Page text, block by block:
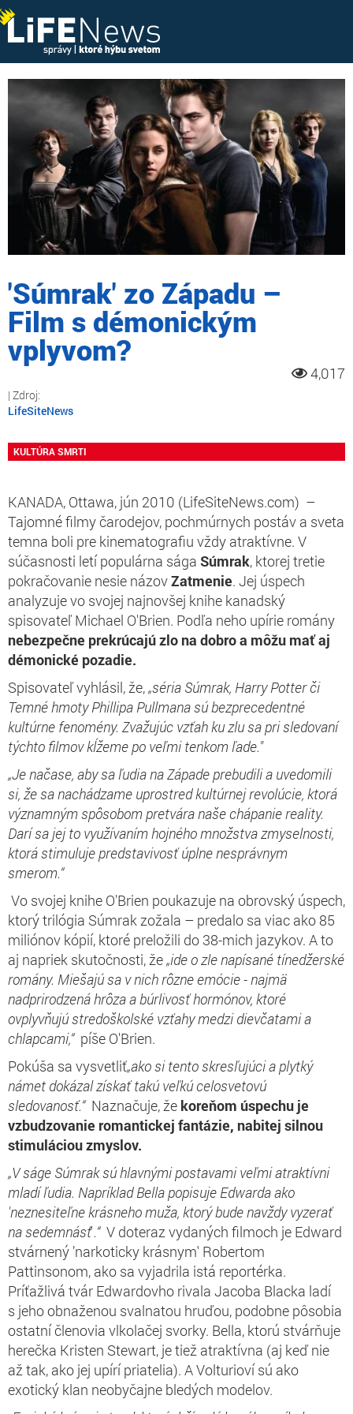
'Súmrak' zo Západu –
Film s démonickým
vplyvom?
4,017
LifeSiteNews
KULTÚRA SMRTI
KANADA, Ottawa, jún 2010 (LifeSiteNews.com) –
Tajomné filmy čarodejov, pochmúrnych postáv a sveta
temna boli pre kinematografiu vždy atraktívne. V
súčasnosti letí populárna sága Súmrak, ktorej tretie
pokračovanie nesie názovZatmenie. Jej úspech
analyzuje vo svojej najnovšej knihe kanadský
spisovateľ Michael O'Brien. Podľa neho upírie romány
nebezpečne prekrúcajú zlo na dobro a môžu mať aj
démonické pozadie.
Spisovateľ vyhlásil, že,„séria Súmrak, Harry Potter či
Temné hmoty Phillipa Pullmana sú bezprecedentné
kultúrne fenomény. Zvažujúc vzťah ku zlu sa pri sledovaní
týchto filmov kĺžeme po veľmi tenkom ľade."
„Je načase, aby sa ľudia na Západe prebudili a uvedomili
si, že sa nachádzame uprostred kultúrnej revolúcie, ktorá
významným spôsobom pretvára naše chápanie reality.
Darí sa jej to využívaním hojného množstva zmyselnosti,
ktorá stimuluje predstavivosť úplne nesprávnym
smerom.“
Vo svojej knihe O'Brien poukazuje na obrovský úspech,
ktorý trilógia Súmrak zožala – predalo sa viac ako 85
miliónov kópií, ktoré preložili do 38-mich jazykov. A to
aj napriek skutočnosti, že„ide o zle napísané tínedžerské
romány. Miešajú sa v nich rôzne emócie - najmä
nadprirodzená hrôza a búrlivosť hormónov, ktoré
ovplyvňujú stredoškolské vzťahy medzi dievčatami a
chlapcami,“ píše O'Brien.
Pokúša sa vysvetliť„ako si tento skresľujúci a plytký
námet dokázal získať takú veľkú celosvetovú
sledovanosť.“ Naznačuje, že koreňom úspechu je
vzbudzovanie romantickej fantázie, nabitej silnou
stimuláciou zmyslov.
„V ságe Súmrak sú hlavnými postavami veľmi atraktívni
mladí ľudia. Napríklad Bella popisuje Edwarda ako
'neznesiteľne krásneho muža, ktorý bude navždy vyzerať
na sedemnásť‛.“V doteraz vydaných filmoch je Edward
stvárnený ’narkoticky krásnym‛ Robertom
Pattinsonom, ako sa vyjadrila istá reportérka.
Príťažlivá tvár Edwardovho rivala Jacoba Blacka ladí
s jeho obnaženou svalnatou hruďou, podobne pôsobia
ostatní členovia vlkolačej svorky. Bella, ktorú stvárňuje
herečka Kristen Stewart, je tiež atraktívna (aj keď nie
až tak, ako jej upírí priatelia). A Volturioví sú ako
exotický klan neobyčajne bledých modelov.